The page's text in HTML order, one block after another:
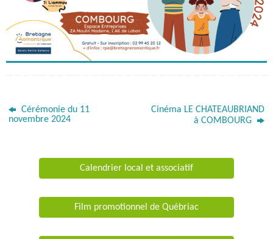
Cérémonie du 11
novembre 2024
Cinéma LE CHATEAUBRIAND
à COMBOURG
Calendrier local et associatif
Film promotionnel de Québriac